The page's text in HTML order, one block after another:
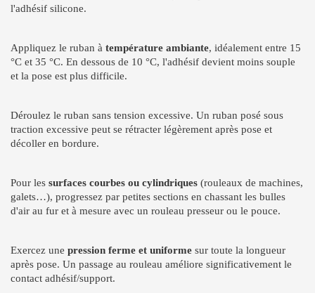
l'adhésif silicone.
Appliquez le ruban à température ambiante, idéalement entre 15
°C et 35 °C. En dessous de 10 °C, l'adhésif devient moins souple
et la pose est plus difficile.
Déroulez le ruban sans tension excessive. Un ruban posé sous
traction excessive peut se rétracter légèrement après pose et
décoller en bordure.
Pour les surfaces courbes ou cylindriques (rouleaux de machines,
galets…), progressez par petites sections en chassant les bulles
d'air au fur et à mesure avec un rouleau presseur ou le pouce.
Exercez une pression ferme et uniforme sur toute la longueur
après pose. Un passage au rouleau améliore significativement le
contact adhésif/support.